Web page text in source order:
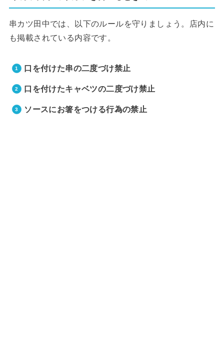
串カツ田中では、以下のルールを守りましょう。店内に
も掲載されている内容です。
口を付けた串の二度づけ禁止
口を付けたキャベツの二度づけ禁止
ソースにお箸をつける行為の禁止